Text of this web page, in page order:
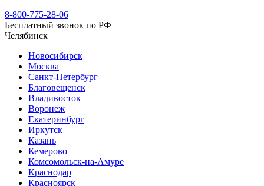
8-800-775-28-06
Бесплатный звонок по РФ
Челябинск
Новосибирск
Москва
Санкт-Петербург
Благовещенск
Владивосток
Воронеж
Екатеринбург
Иркутск
Казань
Кемерово
Комсомольск-на-Амуре
Краснодар
Красноярск